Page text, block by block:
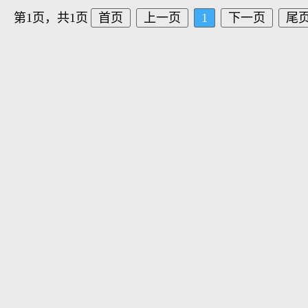
第1页，共1页 首页 上一页 1 下一页 尾